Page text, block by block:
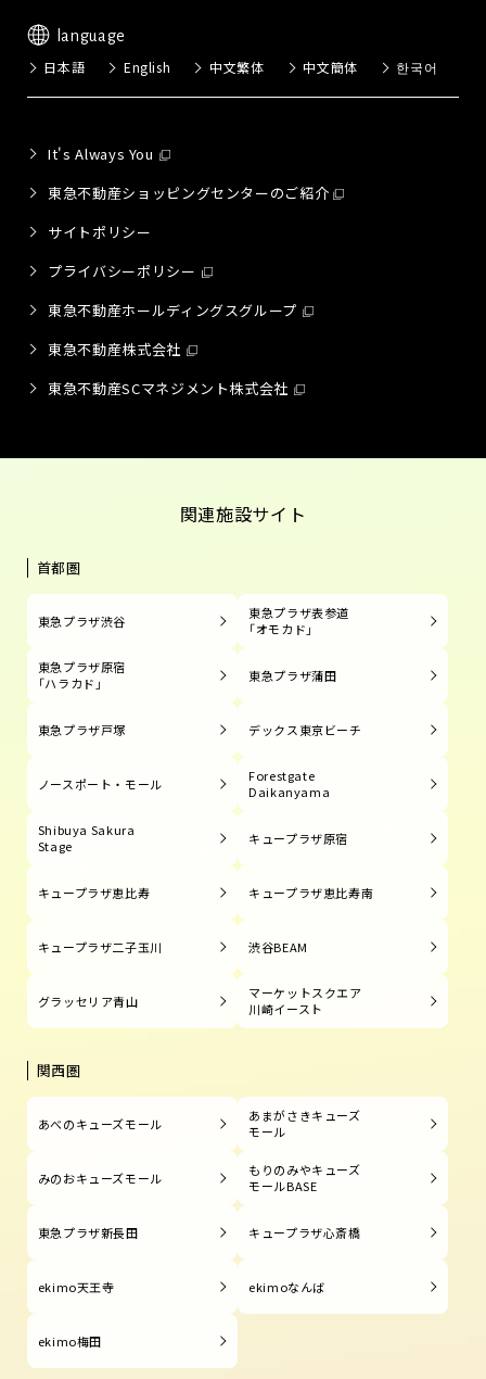
language
日本語 English 中文繁体 中文簡体 한국어
It's Always You
東急不動産ショッピングセンターのご紹介
サイトポリシー
プライバシーポリシー
東急不動産ホールディングスグループ
東急不動産株式会社
東急不動産SCマネジメント株式会社
関連施設サイト
首都圏
東急プラザ渋谷
東急プラザ表参道
「オモカド」
東急プラザ原宿
「ハラカド」
東急プラザ蒲田
東急プラザ戸塚 デックス東京ビーチ
ノースポート・モール
Forestgate
Daikanyama
Shibuya Sakura
Stage
キュープラザ原宿
キュープラザ恵比寿 キュープラザ恵比寿南
キュープラザ二子玉川 渋谷BEAM
グラッセリア青山
マーケットスクエア
川崎イースト
関西圏
あべのキューズモール
あまがさきキューズ
モール
みのおキューズモール
もりのみやキューズ
モールBASE
東急プラザ新長田 キュープラザ心斎橋
ekimo天王寺 ekimoなんば
ekimo梅田